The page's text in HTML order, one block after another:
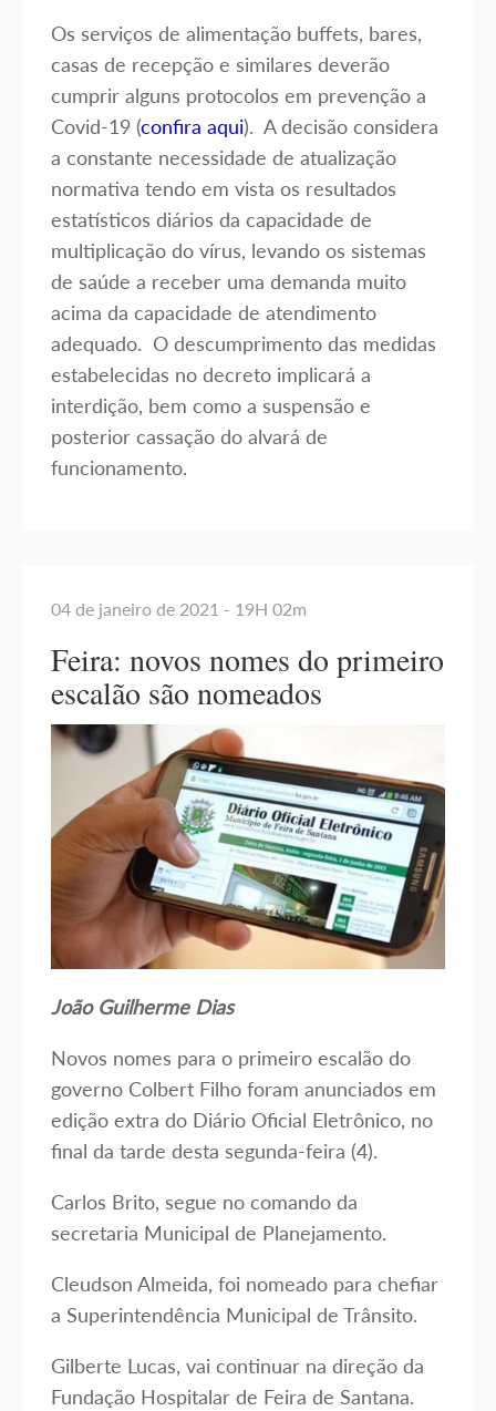
Os serviços de alimentação buffets, bares,
casas de recepção e similares deverão
cumprir alguns protocolos em prevenção a
Covid-19 (confira aqui). A decisão considera
a constante necessidade de atualização
normativa tendo em vista os resultados
estatísticos diários da capacidade de
multiplicação do vírus, levando os sistemas
de saúde a receber uma demanda muito
acima da capacidade de atendimento
adequado. O descumprimento das medidas
estabelecidas no decreto implicará a
interdição, bem como a suspensão e
posterior cassação do alvará de
funcionamento.
04 de janeiro de 2021 - 19H 02m
Feira: novos nomes do primeiro
escalão são nomeados
João Guilherme Dias
Novos nomes para o primeiro escalão do
governo Colbert Filho foram anunciados em
edição extra do Diário Oficial Eletrônico, no
final da tarde desta segunda-feira (4).
Carlos Brito, segue no comando da
secretaria Municipal de Planejamento.
Cleudson Almeida, foi nomeado para chefiar
a Superintendência Municipal de Trânsito.
Gilberte Lucas, vai continuar na direção da
Fundação Hospitalar de Feira de Santana.